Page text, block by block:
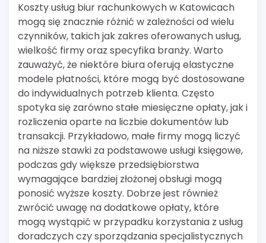
Koszty usług biur rachunkowych w Katowicach
mogą się znacznie różnić w zależności od wielu
czynników, takich jak zakres oferowanych usług,
wielkość firmy oraz specyfika branży. Warto
zauważyć, że niektóre biura oferują elastyczne
modele płatności, które mogą być dostosowane
do indywidualnych potrzeb klienta. Często
spotyka się zarówno stałe miesięczne opłaty, jak i
rozliczenia oparte na liczbie dokumentów lub
transakcji. Przykładowo, małe firmy mogą liczyć
na niższe stawki za podstawowe usługi księgowe,
podczas gdy większe przedsiębiorstwa
wymagające bardziej złożonej obsługi mogą
ponosić wyższe koszty. Dobrze jest również
zwrócić uwagę na dodatkowe opłaty, które
mogą wystąpić w przypadku korzystania z usług
doradczych czy sporządzania specjalistycznych